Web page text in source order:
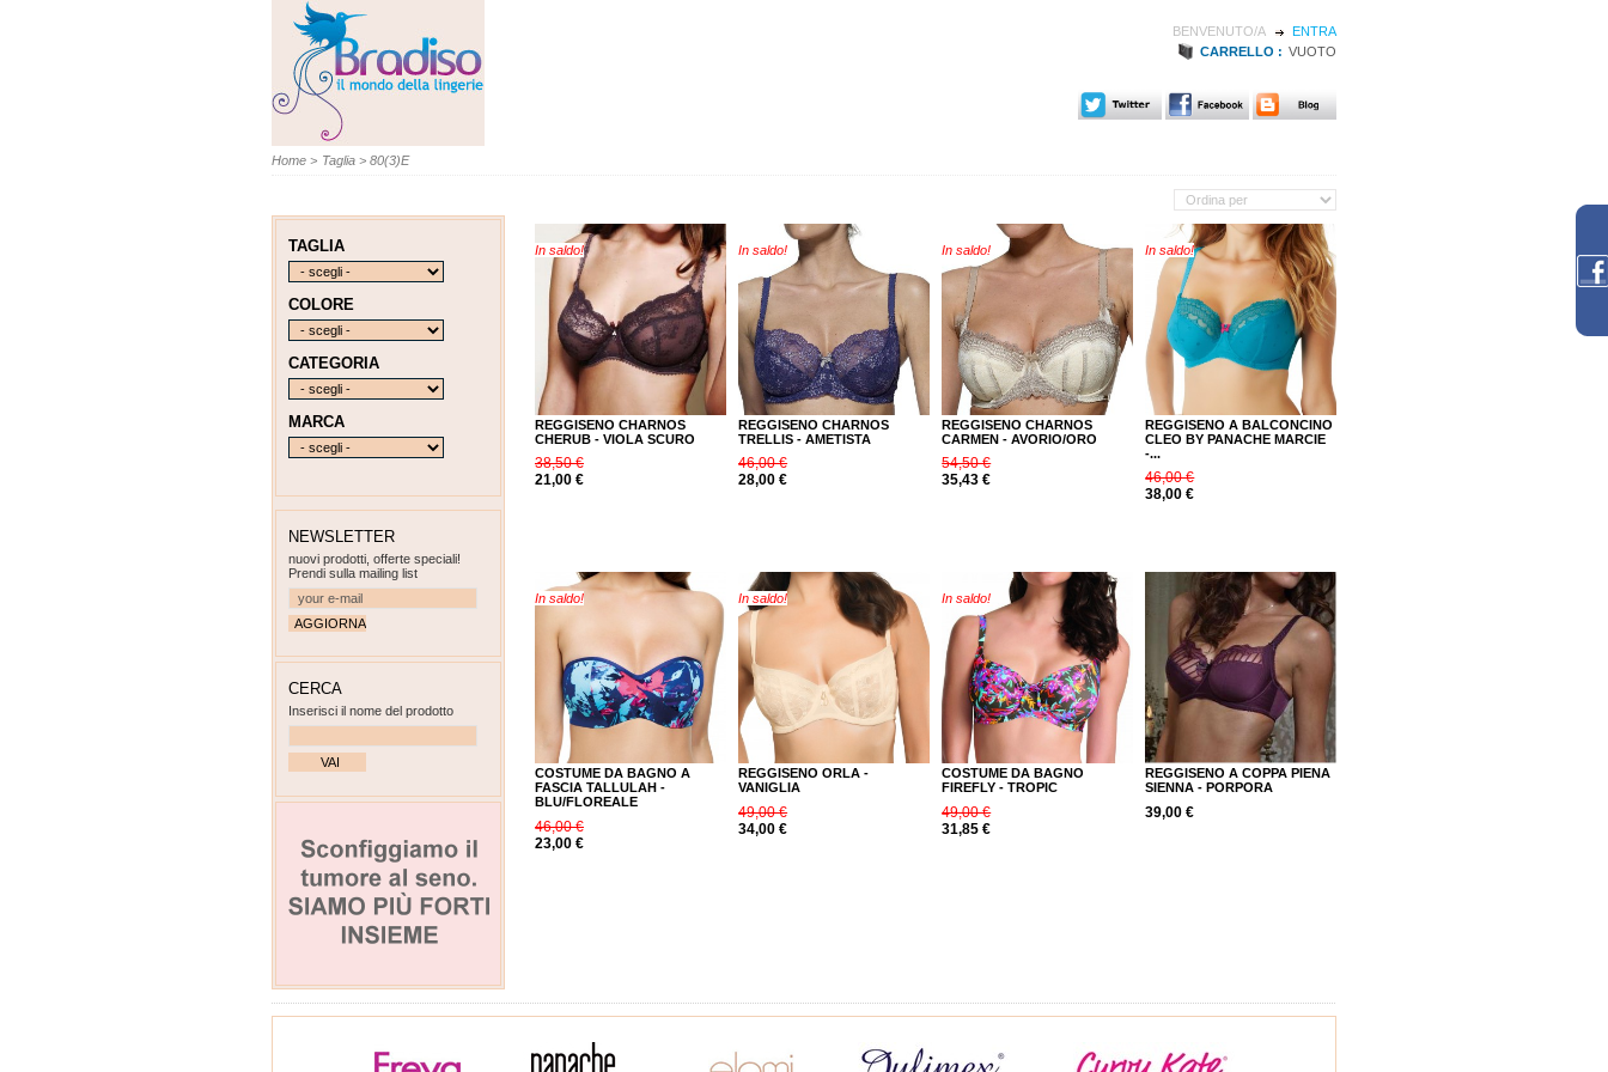
BENVENUTO/A
ENTRA
CARRELLO : VUOTO
Home > Taglia > 80(3)E
In saldo!
REGGISENO CHARNOS
CHERUB - VIOLA SCURO
38,50 €
21,00 €
In saldo!
REGGISENO CHARNOS
TRELLIS - AMETISTA
46,00 €
28,00 €
In saldo!
REGGISENO CHARNOS
CARMEN - AVORIO/ORO
54,50 €
35,43 €
In saldo!
REGGISENO A BALCONCINO
CLEO BY PANACHE MARCIE
-...
46,00 €
38,00 €
In saldo!
COSTUME DA BAGNO A
FASCIA TALLULAH -
BLU/FLOREALE
46,00 €
23,00 €
In saldo!
REGGISENO ORLA -
VANIGLIA
49,00 €
34,00 €
In saldo!
COSTUME DA BAGNO
FIREFLY - TROPIC
49,00 €
31,85 €
REGGISENO A COPPA PIENA
SIENNA - PORPORA
39,00 €
TAGLIA
COLORE
CATEGORIA
MARCA
NEWSLETTER
nuovi prodotti, offerte speciali!
Prendi sulla mailing list
CERCA
Inserisci il nome del prodotto